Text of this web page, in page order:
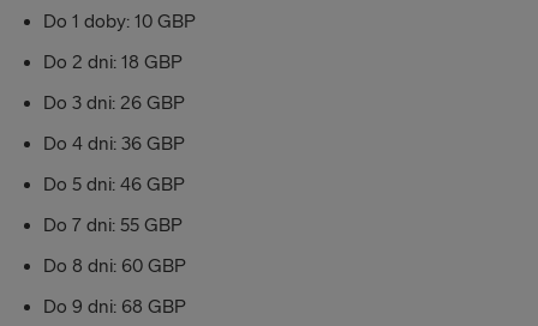
Do 1 doby: 10 GBP
Do 2 dni: 18 GBP
Do 3 dni: 26 GBP
Do 4 dni: 36 GBP
Do 5 dni: 46 GBP
Do 7 dni: 55 GBP
Do 8 dni: 60 GBP
Do 9 dni: 68 GBP